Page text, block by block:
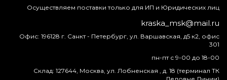
Осуществляем поставки только для ИП и Юридических лиц
kraska_msk@mail.ru
Офис: 196128 г. Санкт - Петербург, ул. Варшавская, д5 к2, офис
301
пн-пт с 9-00 до 18-00
Склад: 127644, Москва, ул. Лобненская , д. 18 (терминал ТК